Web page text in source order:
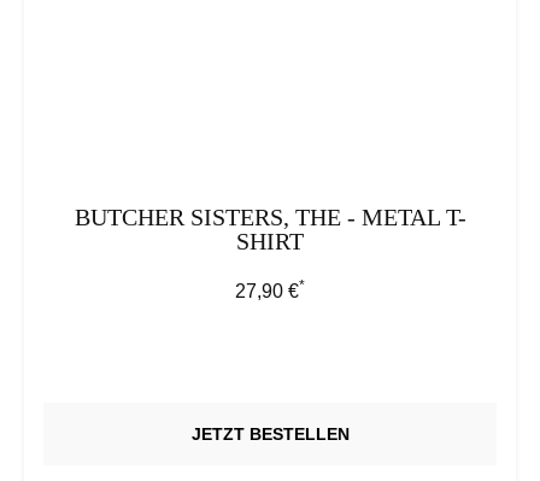
BUTCHER SISTERS, THE - METAL T-
SHIRT
Regulärer Preis:
27,90 €*
JETZT BESTELLEN